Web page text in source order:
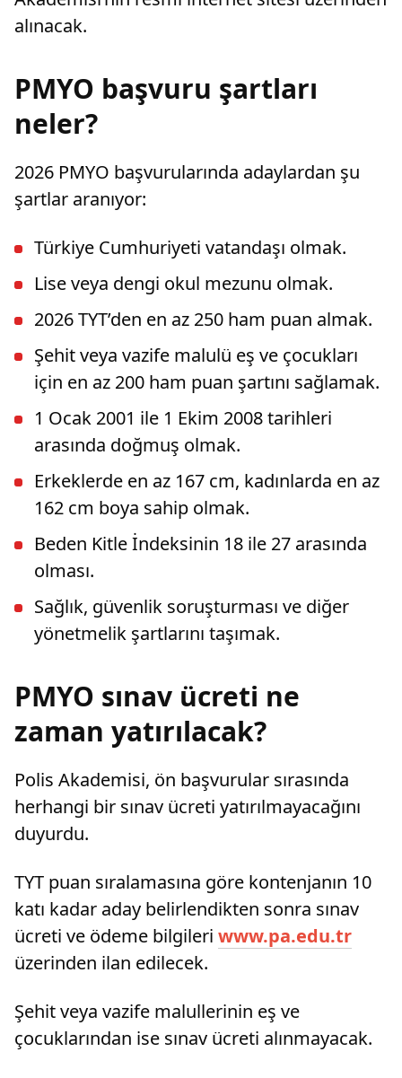
alınacak.
PMYO başvuru şartları
neler?
2026 PMYO başvurularında adaylardan şu
şartlar aranıyor:
Türkiye Cumhuriyeti vatandaşı olmak.
Lise veya dengi okul mezunu olmak.
2026 TYT’den en az 250 ham puan almak.
Şehit veya vazife malulü eş ve çocukları
için en az 200 ham puan şartını sağlamak.
1 Ocak 2001 ile 1 Ekim 2008 tarihleri
arasında doğmuş olmak.
Erkeklerde en az 167 cm, kadınlarda en az
162 cm boya sahip olmak.
Beden Kitle İndeksinin 18 ile 27 arasında
olması.
Sağlık, güvenlik soruşturması ve diğer
yönetmelik şartlarını taşımak.
PMYO sınav ücreti ne
zaman yatırılacak?
Polis Akademisi, ön başvurular sırasında
herhangi bir sınav ücreti yatırılmayacağını
duyurdu.
TYT puan sıralamasına göre kontenjanın 10
katı kadar aday belirlendikten sonra sınav
ücreti ve ödeme bilgileri www.pa.edu.tr
üzerinden ilan edilecek.
Şehit veya vazife malullerinin eş ve
çocuklarından ise sınav ücreti alınmayacak.